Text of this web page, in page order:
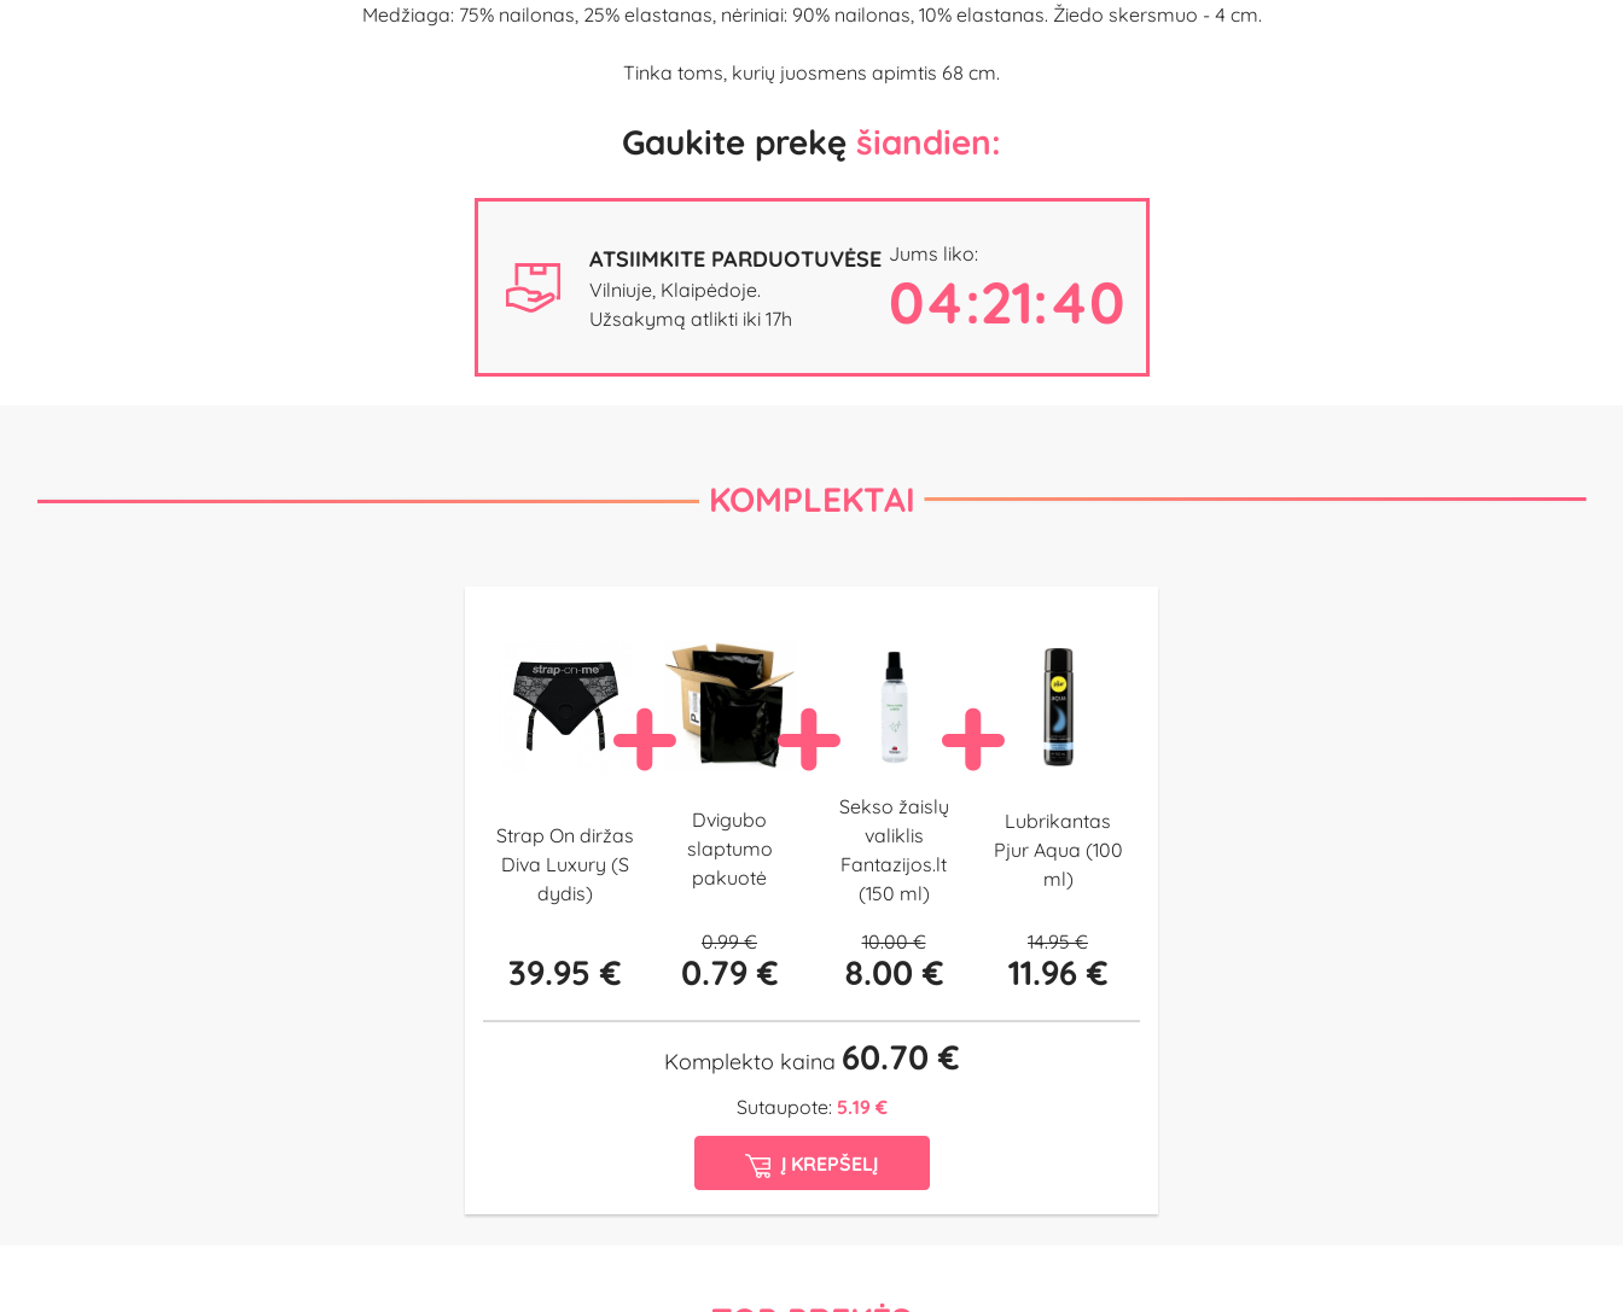
Medžiaga: 75% nailonas, 25% elastanas, nėriniai: 90% nailonas, 10% elastanas. Žiedo skersmuo - 4 cm.
Tinka toms, kurių juosmens apimtis 68 cm.
Gaukite prekę šiandien:
ATSIIMKITE PARDUOTUVĖSE
Vilniuje, Klaipėdoje.
Užsakymą atlikti iki 17h
Jums liko:
04:21:39
KOMPLEKTAI
Strap On diržas
Diva Luxury (S
dydis)
39.95 €
Dvigubo
slaptumo
pakuotė
0.99 €
0.79 €
Sekso žaislų
valiklis
Fantazijos.lt
(150 ml)
10.00 €
8.00 €
Lubrikantas
Pjur Aqua (100
ml)
14.95 €
11.96 €
Komplekto kaina 60.70 €
Sutaupote: 5.19 €
Į KREPŠELĮ